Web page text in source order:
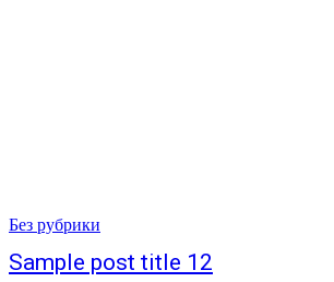
Без рубрики
Sample post title 12